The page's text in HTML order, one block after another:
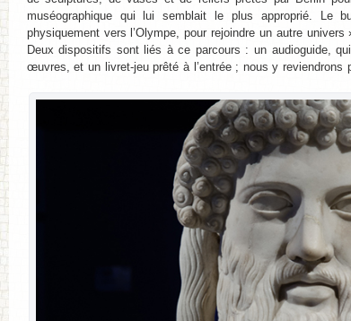
muséographique qui lui semblait le plus approprié. Le
physiquement vers l’Olympe, pour rejoindre un autre
Deux dispositifs sont liés à ce parcours : un audioguide,
œuvres, et un livret-jeu prêté à l’entrée ; nous y reviendrons